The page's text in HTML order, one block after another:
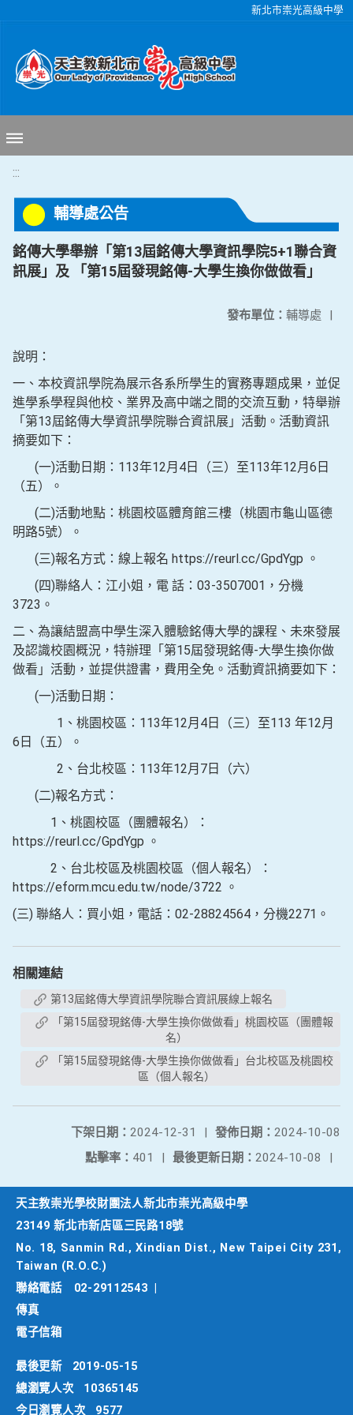
新北市崇光高級中學
:::
輔導處公告
銘傳大學舉辦「第13屆銘傳大學資訊學院5+1聯合資
訊展」及 「第15屆發現銘傳-大學生換你做做看」
發布單位： 輔導處 |
說明：
一、本校資訊學院為展示各系所學生的實務專題成果，並促
進學系學程與他校、業界及高中端之間的交流互動，特舉辦
「第13屆銘傳大學資訊學院聯合資訊展」活動。活動資訊
摘要如下：
(一)活動日期：113年12月4日（三）至113年12月6日
（五）。
(二)活動地點：桃園校區體育館三樓（桃園市龜山區德
明路5號）。
(三)報名方式：線上報名 https://reurl.cc/GpdYgp 。
(四)聯絡人：江小姐，電 話：03-3507001，分機
3723。
二、為讓結盟高中學生深入體驗銘傳大學的課程、未來發展
及認識校園概況，特辦理「第15屆發現銘傳-大學生換你做
做看」活動，並提供證書，費用全免。活動資訊摘要如下：
(一)活動日期：
1、桃園校區：113年12月4日（三）至113 年12月
6日（五）。
2、台北校區：113年12月7日（六）
(二)報名方式：
1、桃園校區（團體報名）：
https://reurl.cc/GpdYgp 。
2、台北校區及桃園校區（個人報名）：
https://eform.mcu.edu.tw/node/3722 。
(三) 聯絡人：買小姐，電話：02-28824564，分機2271。
相關連結
第13屆銘傳大學資訊學院聯合資訊展線上報名
名）
區（個人報名）
發佈日期： 2024-10-08
下架日期： 2024-12-31
|
最後更新日期： 2024-10-08 |
點擊率： 401 |
天主教崇光學校財團法人新北市崇光高級中學
23149 新北市新店區三民路18號
No. 18, Sanmin Rd., Xindian Dist., New Taipei City 231,
Taiwan (R.O.C.)
聯絡電話
02-29112543
傳真
電子信箱
最後更新
2019-05-15
總瀏覽人次
10365145
今日瀏覽人次
9577